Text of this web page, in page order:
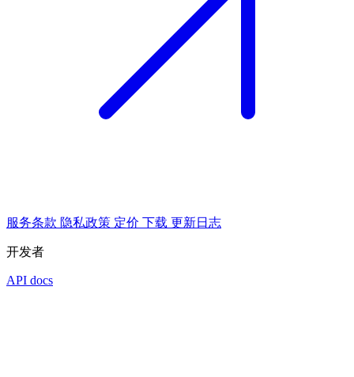
服务条款 隐私政策 定价 下载 更新日志
开发者
API docs